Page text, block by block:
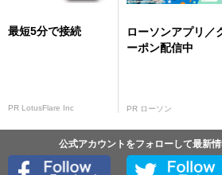
最短5分で接続
PR LotusFlare Inc
ローソンアプリ／
ーポン配信中
PR ローソン
公式アカウントをフォローして最新